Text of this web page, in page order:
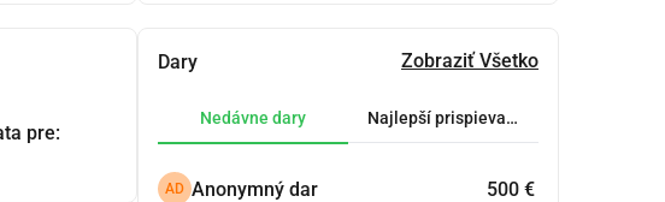
pre:
Dary Zobraziť Všetko
Nedávne dary Najlepší prispievatelia.
AD Anonymný dar 500 €